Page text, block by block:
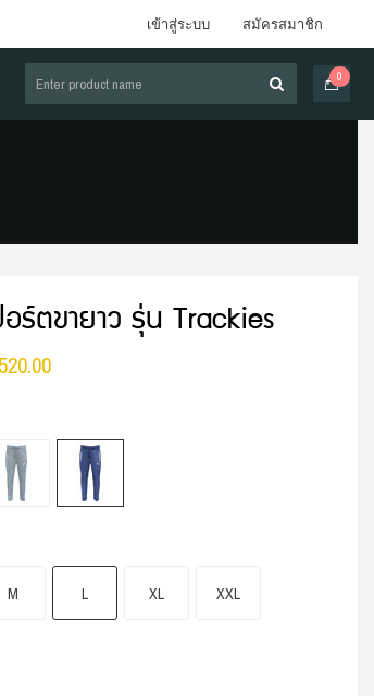
เข้าสู่ระบบ สมัครสมาชิก
0
อร์ตขายาว รุ่น Trackies
520.00
M L XL XXL